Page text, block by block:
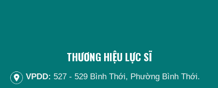
THƯƠNG HIỆU LỰC SĨ
VPDD: 527 - 529 Bình Thới, Phường Bình Thới.